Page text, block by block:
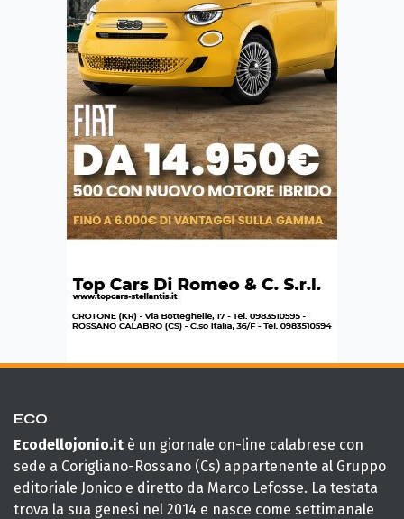
ECO
Ecodellojonio.it è un giornale on-line calabrese con
sede a Corigliano-Rossano (Cs) appartenente al Gruppo
editoriale Jonico e diretto da Marco Lefosse. La testata
trova la sua genesi nel 2014 e nasce come settimanale